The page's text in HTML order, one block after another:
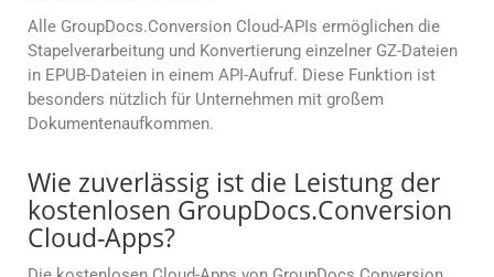
Alle GroupDocs.Conversion Cloud-APIs ermöglichen die
Stapelverarbeitung und Konvertierung einzelner GZ-Dateien
in EPUB-Dateien in einem API-Aufruf. Diese Funktion ist
besonders nützlich für Unternehmen mit großem
Dokumentenaufkommen.
Wie zuverlässig ist die Leistung der
kostenlosen GroupDocs.Conversion
Cloud-Apps?